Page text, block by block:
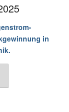
in